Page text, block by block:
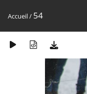
Accueil/ 54